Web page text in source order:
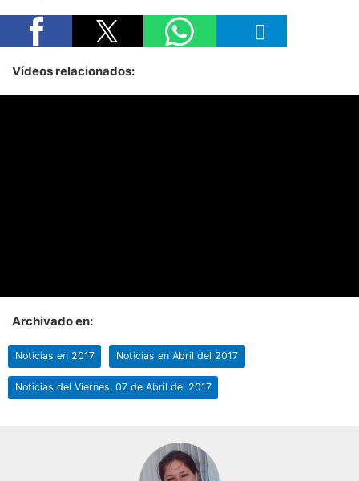
Vídeos relacionados:
Archivado en:
Noticias en 2017 Noticias en Abril del 2017
Noticias del Viernes, 07 de Abril del 2017